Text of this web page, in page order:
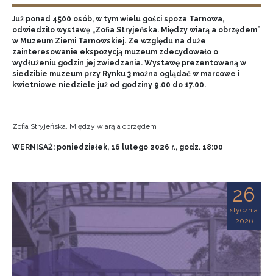
Już ponad 4500 osób, w tym wielu gości spoza Tarnowa,
odwiedziło wystawę „Zofia Stryjeńska. Między wiarą a obrzędem”
w Muzeum Ziemi Tarnowskiej. Ze względu na duże
zainteresowanie ekspozycją muzeum zdecydowało o
wydłużeniu godzin jej zwiedzania. Wystawę prezentowaną w
siedzibie muzeum przy Rynku 3 można oglądać w marcowe i
kwietniowe niedziele już od godziny 9.00 do 17.00.
Zofia Stryjeńska. Między wiarą a obrzędem
WERNISAŻ: poniedziałek, 16 lutego 2026 r., godz. 18:00
26
stycznia
2026